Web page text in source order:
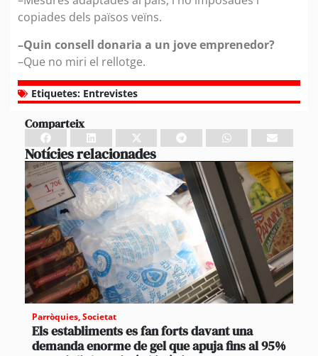
copiades dels països veïns.
–Quin consell donaria a un jove emprenedor?
–Que no miri el rellotge.
Etiquetes: Entrevistes
Comparteix
Notícies relacionades
Parròquies,Societat
Els establiments es fan forts davant una
demanda enorme de gel que apuja fins al 95%